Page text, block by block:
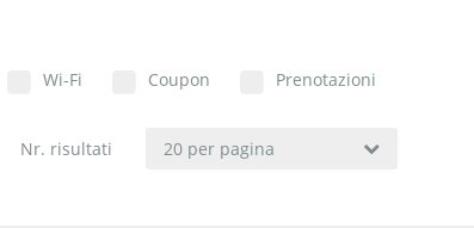
Wi-Fi Coupon Prenotazioni
Nr. risultati 20 per pagina